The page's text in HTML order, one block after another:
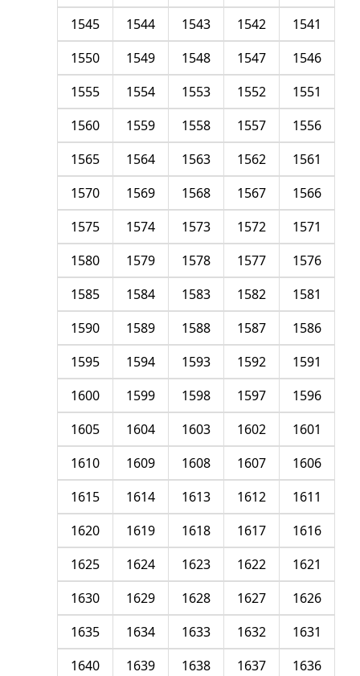
1541
1542
1543
1544
1545
1546
1547
1548
1549
1550
1551
1552
1553
1554
1555
1556
1557
1558
1559
1560
1561
1562
1563
1564
1565
1566
1567
1568
1569
1570
1571
1572
1573
1574
1575
1576
1577
1578
1579
1580
1581
1582
1583
1584
1585
1586
1587
1588
1589
1590
1591
1592
1593
1594
1595
1596
1597
1598
1599
1600
1601
1602
1603
1604
1605
1606
1607
1608
1609
1610
1611
1612
1613
1614
1615
1616
1617
1618
1619
1620
1621
1622
1623
1624
1625
1626
1627
1628
1629
1630
1631
1632
1633
1634
1635
1636
1637
1638
1639
1640